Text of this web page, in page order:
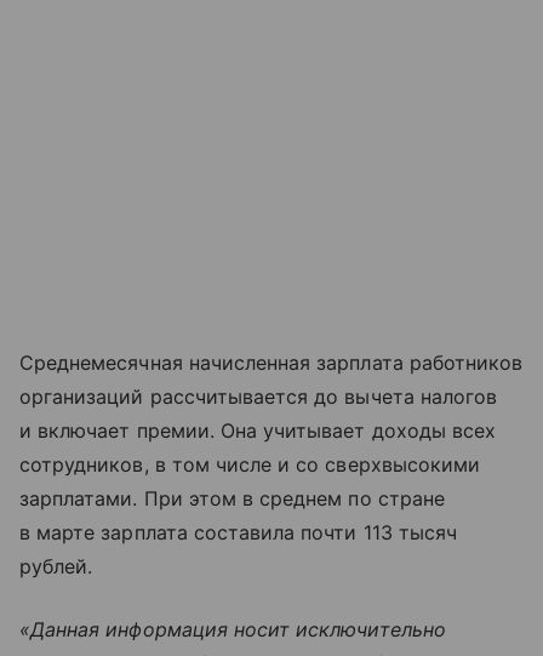
Среднемесячная начисленная зарплата работников
организаций рассчитывается до вычета налогов
и включает премии. Она учитывает доходы всех
сотрудников, в том числе и со сверхвысокими
зарплатами. При этом в среднем по стране
в марте зарплата составила почти 113 тысяч
рублей.
«Данная информация носит исключительно